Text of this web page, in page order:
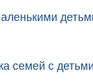
семей с